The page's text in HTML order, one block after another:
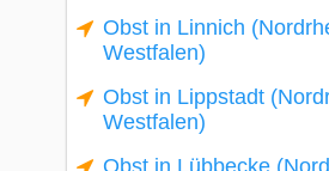
Obst in Linnich
Westfalen)
Obst in Lippstadt
Westfalen)
Obst in Lübbecke